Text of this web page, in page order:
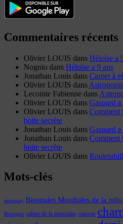
Commentaires récents
Olivier LOUIS dans Héloïse a
Nognio dans Héloïse a 9 ans
Jonathan Louis dans Carnet à
Olivier LOUIS dans
Lecointe Fabienne dans
Olivier LOUIS dans Gaspard a
Olivier LOUIS dans Comment
boite secrète
Jonathan Louis dans Gaspard a
Jonathan Louis dans Comment
boite secrète
Olivier LOUIS dans
Mots-clés
annonay Biennales Mondiales de la
Bretagne cahier de la quinzaine caisson